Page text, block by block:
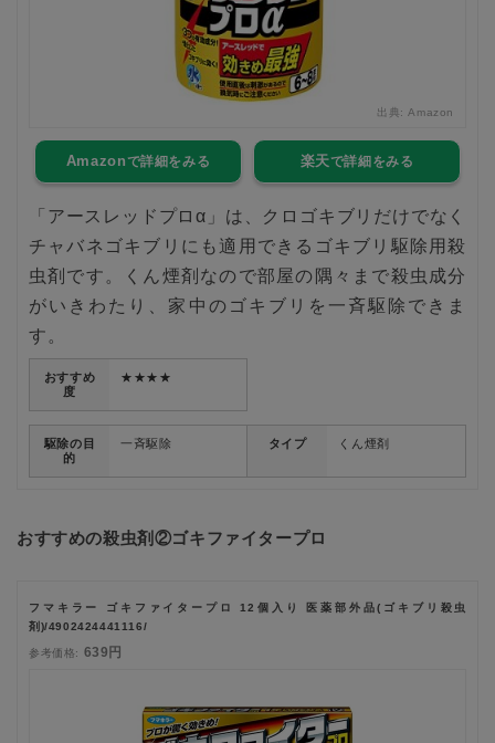
出典: Amazon
Amazon 楽天
「アースレッドプロα」は、クロゴキブリだけでなく
チャバネゴキブリにも適用できるゴキブリ駆除用殺
虫剤です。くん煙剤なので部屋の隅々まで殺虫成分
がいきわたり、家中のゴキブリを一斉駆除できま
す。
おすすめ
度
★★★★
駆除の目
的
一斉駆除 タイプ くん煙剤
おすすめの殺虫剤②ゴキファイタープロ
フマキラー ゴキファイタープロ 12個入り 医薬部外品(ゴキブリ殺虫
剤)/4902424441116/
参考価格: 639円